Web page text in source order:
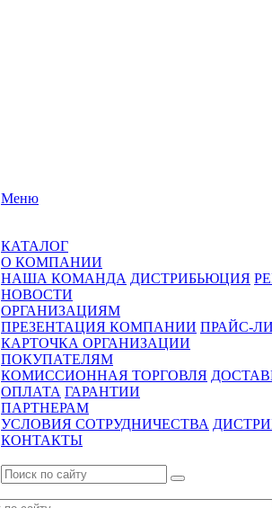
Меню
КАТАЛОГ
О КОМПАНИИ
НАША КОМАНДА ДИСТРИБЬЮЦИЯ
НОВОСТИ
ОРГАНИЗАЦИЯМ
ПРЕЗЕНТАЦИЯ КОМПАНИИ ПРАЙС-
КАРТОЧКА ОРГАНИЗАЦИИ
ПОКУПАТЕЛЯМ
КОМИССИОННАЯ ТОРГОВЛЯ
ОПЛАТА ГАРАНТИИ
ПАРТНЕРАМ
УСЛОВИЯ СОТРУДНИЧЕСТВА
КОНТАКТЫ